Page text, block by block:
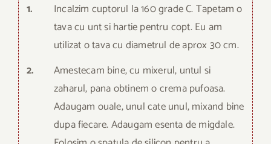
1.
Incalzim cuptorul la 160 grade C. Tapetam o
tava cu unt si hartie pentru copt. Eu am
utilizat o tava cu diametrul de aprox 30 cm.
2.
Amestecam bine, cu mixerul, untul si
zaharul, pana obtinem o crema pufoasa.
Adaugam ouale, unul cate unul, mixand bine
dupa fiecare. Adaugam esenta de migdale.